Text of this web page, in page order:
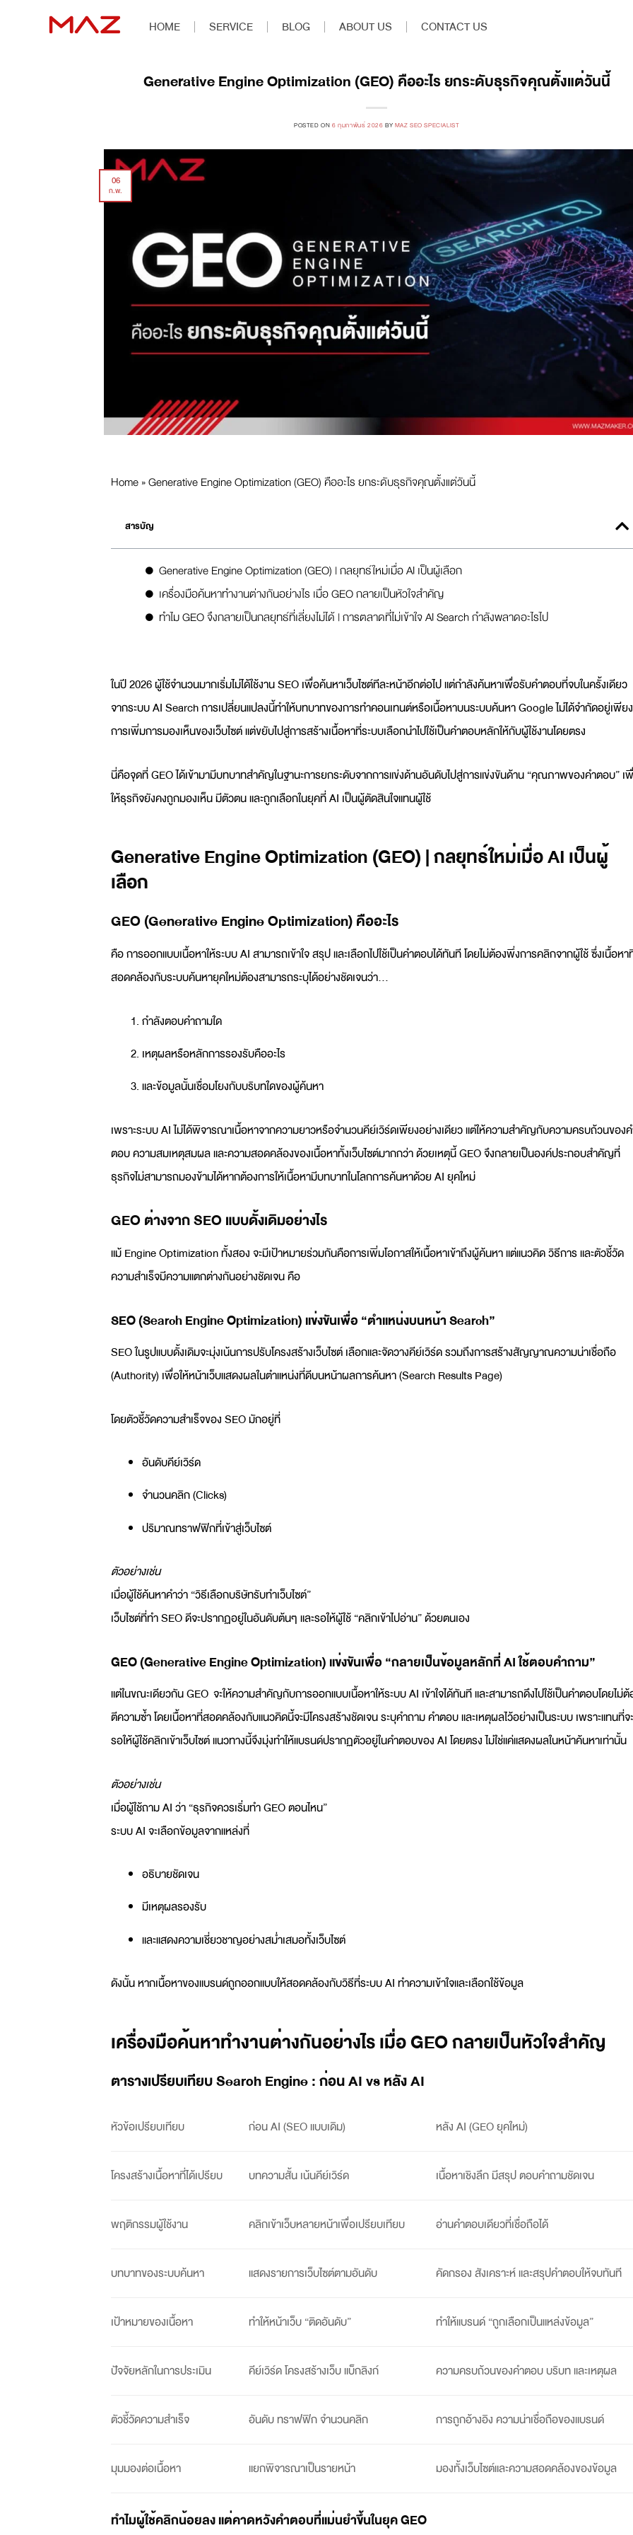
HOME SERVICE BLOG ABOUT US CONTACT US
Generative Engine Optimization (GEO) คืออะไร ยกระดับธุรกิจคุณตั้งแต่วันนี้
POSTED ON 6 กุมภาพันธ์ 2026 BY MAZ SEO SPECIALIST
06
ก.พ.
Home»Generative Engine Optimization (GEO) คืออะไร ยกระดับธุรกิจคุณตั้งแต่วันนี้
สารบัญ
Generative Engine Optimization (GEO) | กลยุทธ์ใหม่เมื่อ AI เป็นผู้เลือก
เครื่องมือค้นหาทำงานต่างกันอย่างไร เมื่อ GEO กลายเป็นหัวใจสำคัญ
ทำไม GEO จึงกลายเป็นกลยุทธ์ที่เลี่ยงไม่ได้ | การตลาดที่ไม่เข้าใจ AI Search กำลังพลาดอะไรไป
ในปี 2026 ผู้ใช้จำนวนมากเริ่มไม่ได้ใช้งานSEOเพื่อค้นหาเว็บไซต์ทีละหน้าอีกต่อไป แต่กำลังค้นหาเพื่อรับคำตอบที่จบในครั้งเดียว
จากระบบ AI Search การเปลี่ยนแปลงนี้ทำให้บทบาทของการทำคอนเทนต์หรือเนื้อหาบนระบบค้นหา Google ไม่ได้จำกัดอยู่เพียง
การเพิ่มการมองเห็นของเว็บไซต์ แต่ขยับไปสู่การสร้างเนื้อหาที่ระบบเลือกนำไปใช้เป็นคำตอบหลักให้กับผู้ใช้งานโดยตรง
นี่คือจุดที่GEOได้เข้ามามีบทบาทสำคัญในฐานะการยกระดับจากการแข่งด้านอันดับไปสู่การแข่งขันด้าน “คุณภาพของคำตอบ” เ
ให้ธุรกิจยังคงถูกมองเห็น มีตัวตน และถูกเลือกในยุคที่ AI เป็นผู้ตัดสินใจแทนผู้ใช้
Generative Engine Optimization (GEO) | กลยุทธ์ใหม่เมื่อ AI เป็นผู้
เลือก
GEO(Generative Engine Optimization) คืออะไร
คือ การออกแบบเนื้อหาให้ระบบ AI สามารถเข้าใจ สรุป และเลือกไปใช้เป็นคำตอบได้ทันที โดยไม่ต้องพึ่งการคลิกจากผู้ใช้ ซึ่งเนื้อห
สอดคล้องกับระบบค้นหายุคใหม่ต้องสามารถระบุได้อย่างชัดเจนว่า…
กำลังตอบคำถามใด
เหตุผลหรือหลักการรองรับคืออะไร
และข้อมูลนั้นเชื่อมโยงกับบริบทใดของผู้ค้นหา
เพราะระบบ AI ไม่ได้พิจารณาเนื้อหาจากความยาวหรือจำนวนคีย์เวิร์ดเพียงอย่างเดียว แต่ให้ความสำคัญกับความครบถ้วนของ
ตอบ ความสมเหตุสมผล และความสอดคล้องของเนื้อหาทั้งเว็บไซต์มากกว่า ด้วยเหตุนี้GEOจึงกลายเป็นองค์ประกอบสำคัญที่
ธุรกิจไม่สามารถมองข้ามได้หากต้องการให้เนื้อหามีบทบาทในโลกการค้นหาด้วย AI ยุคใหม่
GEOต่างจากSEOแบบดั้งเดิมอย่างไร
แม้ Engine Optimization ทั้งสอง จะมีเป้าหมายร่วมกันคือการเพิ่มโอกาสให้เนื้อหาเข้าถึงผู้ค้นหา แต่แนวคิด วิธีการ และตัวชี้วัด
ความสำเร็จมีความแตกต่างกันอย่างชัดเจน คือ
SEO(Search Engine Optimization) แข่งขันเพื่อ “ตำแหน่งบนหน้า Search”
SEOในรูปแบบดั้งเดิมจะมุ่งเน้นการปรับโครงสร้างเว็บไซต์ เลือกและจัดวางคีย์เวิร์ด รวมถึงการสร้างสัญญาณความน่าเชื่อถือ
(Authority) เพื่อให้หน้าเว็บแสดงผลในตำแหน่งที่ดีบนหน้าผลการค้นหา (Search Results Page)
โดยตัวชี้วัดความสำเร็จของSEOมักอยู่ที่
อันดับคีย์เวิร์ด
จำนวนคลิก (Clicks)
ปริมาณทราฟฟิกที่เข้าสู่เว็บไซต์
ตัวอย่างเช่น
เมื่อผู้ใช้ค้นหาคำว่า “วิธีเลือกบริษัทรับทำเว็บไซต์”
เว็บไซต์ที่ทำSEOดีจะปรากฏอยู่ในอันดับต้นๆ และรอให้ผู้ใช้ “คลิกเข้าไปอ่าน” ด้วยตนเอง
GEO(Generative Engine Optimization) แข่งขันเพื่อ “กลายเป็นข้อมูลหลักที่ AI ใช้ตอบคำถาม”
แต่ในขณะเดียวกันGEO จะให้ความสำคัญกับการออกแบบเนื้อหาให้ระบบ AI เข้าใจได้ทันที และสามารถดึงไปใช้เป็นคำตอบโดยไม่
ตีความซ้ำ โดยเนื้อหาที่สอดคล้องกับแนวคิดนี้จะมีโครงสร้างชัดเจน ระบุคำถาม คำตอบ และเหตุผลไว้อย่างเป็นระบบ เพราะแทนที่จะ
รอให้ผู้ใช้คลิกเข้าเว็บไซต์ แนวทางนี้จึงมุ่งทำให้แบรนด์ปรากฏตัวอยู่ในคำตอบของ AI โดยตรง ไม่ใช่แค่แสดงผลในหน้าค้นหาเท่านั้น
ตัวอย่างเช่น
เมื่อผู้ใช้ถาม AI ว่า “ธุรกิจควรเริ่มทำGEOตอนไหน”
ระบบ AI จะเลือกข้อมูลจากแหล่งที่
อธิบายชัดเจน
มีเหตุผลรองรับ
และแสดงความเชี่ยวชาญอย่างสม่ำเสมอทั้งเว็บไซต์
ดังนั้น หากเนื้อหาของแบรนด์ถูกออกแบบให้สอดคล้องกับวิธีที่ระบบ AI ทำความเข้าใจและเลือกใช้ข้อมูล
เครื่องมือค้นหาทำงานต่างกันอย่างไร เมื่อ GEO กลายเป็นหัวใจสำคัญ
ตารางเปรียบเทียบ Search Engine : ก่อน AI vs หลัง AI
หัวข้อเปรียบเทียบ ก่อน AI (SEOแบบเดิม) หลัง AI (GEOยุคใหม่)
โครงสร้างเนื้อหาที่ได้เปรียบ บทความสั้น เน้นคีย์เวิร์ด เนื้อหาเชิงลึก มีสรุป ตอบคำถามชัดเจน
พฤติกรรมผู้ใช้งาน คลิกเข้าเว็บหลายหน้าเพื่อเปรียบเทียบ อ่านคำตอบเดียวที่เชื่อถือได้
บทบาทของระบบค้นหา แสดงรายการเว็บไซต์ตามอันดับ คัดกรอง สังเคราะห์ และสรุปคำตอบให้จบทันที
เป้าหมายของเนื้อหา ทำให้หน้าเว็บ “ติดอันดับ” ทำให้แบรนด์ “ถูกเลือกเป็นแหล่งข้อมูล”
ปัจจัยหลักในการประเมิน คีย์เวิร์ด โครงสร้างเว็บ แบ็กลิงก์ ความครบถ้วนของคำตอบ บริบท และเหตุผล
ตัวชี้วัดความสำเร็จ อันดับ ทราฟฟิก จำนวนคลิก การถูกอ้างอิง ความน่าเชื่อถือของแบรนด์
มุมมองต่อเนื้อหา แยกพิจารณาเป็นรายหน้า มองทั้งเว็บไซต์และความสอดคล้องของข้อมูล
ทำไมผู้ใช้คลิกน้อยลง แต่คาดหวังคำตอบที่แม่นยำขึ้นในยุคGEO